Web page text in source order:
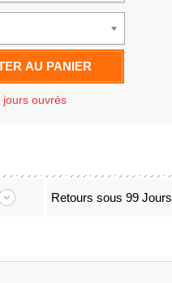
AU PANIER
jours ouvrés
Retours sous 99 Jours